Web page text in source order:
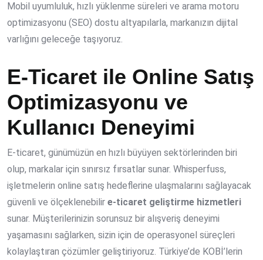
Mobil uyumluluk, hızlı yüklenme süreleri ve arama motoru
optimizasyonu (SEO) dostu altyapılarla, markanızın dijital
varlığını geleceğe taşıyoruz.
E-Ticaret ile Online Satış
Optimizasyonu ve
Kullanıcı Deneyimi
E-ticaret, günümüzün en hızlı büyüyen sektörlerinden biri
olup, markalar için sınırsız fırsatlar sunar. Whisperfuss,
işletmelerin online satış hedeflerine ulaşmalarını sağlayacak
güvenli ve ölçeklenebilir e-ticaret geliştirme hizmetleri
sunar. Müşterilerinizin sorunsuz bir alışveriş deneyimi
yaşamasını sağlarken, sizin için de operasyonel süreçleri
kolaylaştıran çözümler geliştiriyoruz. Türkiye’de KOBİ’lerin